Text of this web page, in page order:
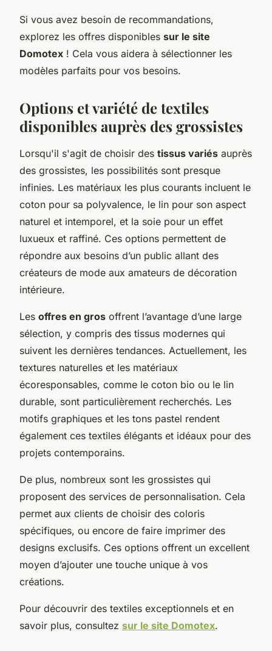
Si vous avez besoin de recommandations,
explorez les offres disponibles sur le site
Domotex ! Cela vous aidera à sélectionner les
modèles parfaits pour vos besoins.
Options et variété de textiles
disponibles auprès des grossistes
Lorsqu'il s'agit de choisir des tissus variés auprès
des grossistes, les possibilités sont presque
infinies. Les matériaux les plus courants incluent le
coton pour sa polyvalence, le lin pour son aspect
naturel et intemporel, et la soie pour un effet
luxueux et raffiné. Ces options permettent de
répondre aux besoins d’un public allant des
créateurs de mode aux amateurs de décoration
intérieure.
Les offres en gros offrent l’avantage d’une large
sélection, y compris des tissus modernes qui
suivent les dernières tendances. Actuellement, les
textures naturelles et les matériaux
écoresponsables, comme le coton bio ou le lin
durable, sont particulièrement recherchés. Les
motifs graphiques et les tons pastel rendent
également ces textiles élégants et idéaux pour des
projets contemporains.
De plus, nombreux sont les grossistes qui
proposent des services de personnalisation. Cela
permet aux clients de choisir des coloris
spécifiques, ou encore de faire imprimer des
designs exclusifs. Ces options offrent un excellent
moyen d’ajouter une touche unique à vos
créations.
Pour découvrir des textiles exceptionnels et en
savoir plus, consultez sur le site Domotex.